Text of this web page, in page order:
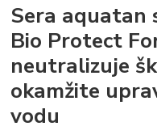
Sera aquatan
Bio Protect
neutralizuje
okamžite
vodu